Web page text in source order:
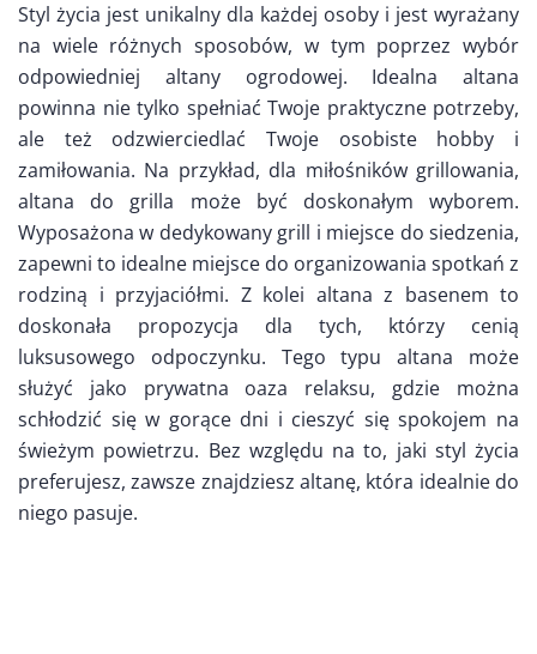
Styl życia jest unikalny dla każdej osoby i jest wyrażany
na wiele różnych sposobów, w tym poprzez wybór
odpowiedniej altany ogrodowej. Idealna altana
powinna nie tylko spełniać Twoje praktyczne potrzeby,
ale też odzwierciedlać Twoje osobiste hobby i
zamiłowania. Na przykład, dla miłośników grillowania,
altana do grilla może być doskonałym wyborem.
Wyposażona w dedykowany grill i miejsce do siedzenia,
zapewni to idealne miejsce do organizowania spotkań z
rodziną i przyjaciółmi. Z kolei altana z basenem to
doskonała propozycja dla tych, którzy cenią
luksusowego odpoczynku. Tego typu altana może
służyć jako prywatna oaza relaksu, gdzie można
schłodzić się w gorące dni i cieszyć się spokojem na
świeżym powietrzu. Bez względu na to, jaki styl życia
preferujesz, zawsze znajdziesz altanę, która idealnie do
niego pasuje.